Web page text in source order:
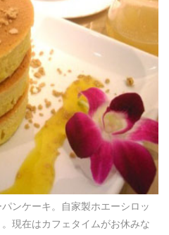
ンケーキ。自家製ホエーシロッ
現在はカフェタイムがお休みな